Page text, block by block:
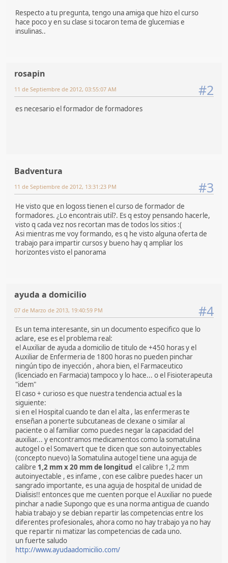
Respecto a tu pregunta, tengo una amiga que hizo el curso
hace poco y en su clase si tocaron tema de glucemias e
insulinas..
rosapin
#2
11 de Septiembre de 2012, 03:55:07 AM
es necesario el formador de formadores
Badventura
#3
11 de Septiembre de 2012, 13:31:23 PM
He visto que en logoss tienen el curso de formador de
formadores. ¿Lo encontrais util?. Es q estoy pensando hacerle,
visto q cada vez nos recortan mas de todos los sitios :(
Asi mientras me voy formando, es q he visto alguna oferta de
trabajo para impartir cursos y bueno hay q ampliar los
horizontes visto el panorama
ayuda a domicilio
#4
07 de Marzo de 2013, 19:40:59 PM
Es un tema interesante, sin un documento especifico que lo
aclare, ese es el problema real:
el Auxiliar de ayuda a domicilio de titulo de +450 horas y el
Auxiliar de Enfermeria de 1800 horas no pueden pinchar
ningún tipo de inyección , ahora bien, el Farmaceutico
(licenciado en Farmacia) tampoco y lo hace... o el Fisioterapeuta
"idem"
El caso + curioso es que nuestra tendencia actual es la
siguiente:
si en el Hospital cuando te dan el alta , las enfermeras te
enseñan a ponerte subcutaneas de clexane o similar al
paciente o al familiar como puedes negar la capacidad del
auxiliar... y encontramos medicamentos como la somatulina
autogel o el Somavert que te dicen que son autoinyectables
(concepto nuevo) la Somatulina autogel tiene una aguja de
calibre 1,2 mm x 20 mm de longitud el calibre 1,2 mm
autoinyectable , es infame , con ese calibre puedes hacer un
sangrado importante, es una aguja de hospital de unidad de
Dialisis!! entonces que me cuenten porque el Auxiliar no puede
pinchar a nadie Supongo que es una norma antigua de cuando
habia trabajo y se debian repartir las competencias entre los
diferentes profesionales, ahora como no hay trabajo ya no hay
que repartir ni matizar las competencias de cada uno.
un fuerte saludo
http://www.ayudaadomicilio.com/